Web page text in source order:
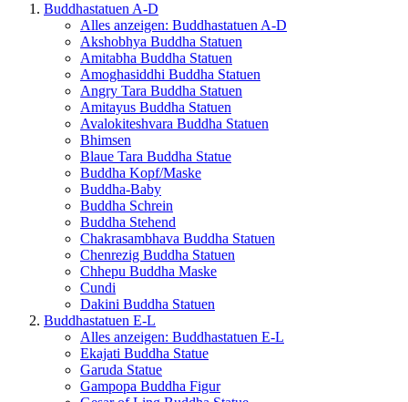
Buddhastatuen A-D
Alles anzeigen: Buddhastatuen A-D
Akshobhya Buddha Statuen
Amitabha Buddha Statuen
Amoghasiddhi Buddha Statuen
Angry Tara Buddha Statuen
Amitayus Buddha Statuen
Avalokiteshvara Buddha Statuen
Bhimsen
Blaue Tara Buddha Statue
Buddha Kopf/Maske
Buddha-Baby
Buddha Schrein
Buddha Stehend
Chakrasambhava Buddha Statuen
Chenrezig Buddha Statuen
Chhepu Buddha Maske
Cundi
Dakini Buddha Statuen
Buddhastatuen E-L
Alles anzeigen: Buddhastatuen E-L
Ekajati Buddha Statue
Garuda Statue
Gampopa Buddha Figur